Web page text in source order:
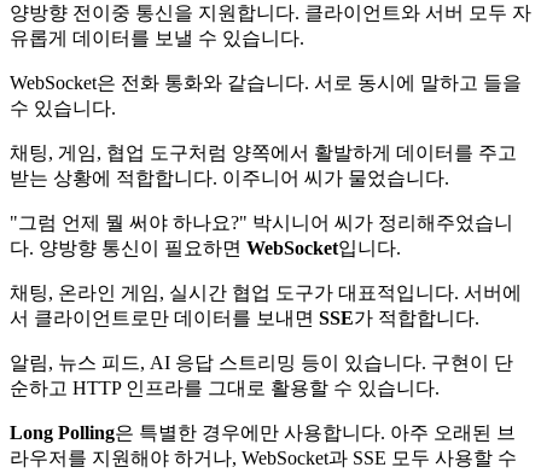
양방향 전이중 통신을 지원합니다. 클라이언트와 서버 모두 자
유롭게 데이터를 보낼 수 있습니다.
WebSocket은 전화 통화와 같습니다. 서로 동시에 말하고 들을
수 있습니다.
채팅, 게임, 협업 도구처럼 양쪽에서 활발하게 데이터를 주고
받는 상황에 적합합니다. 이주니어 씨가 물었습니다.
"그럼 언제 뭘 써야 하나요?" 박시니어 씨가 정리해주었습니
다. 양방향 통신이 필요하면 WebSocket입니다.
채팅, 온라인 게임, 실시간 협업 도구가 대표적입니다. 서버에
서 클라이언트로만 데이터를 보내면 SSE가 적합합니다.
알림, 뉴스 피드, AI 응답 스트리밍 등이 있습니다. 구현이 단
순하고 HTTP 인프라를 그대로 활용할 수 있습니다.
Long Polling은 특별한 경우에만 사용합니다. 아주 오래된 브
라우저를 지원해야 하거나, WebSocket과 SSE 모두 사용할 수